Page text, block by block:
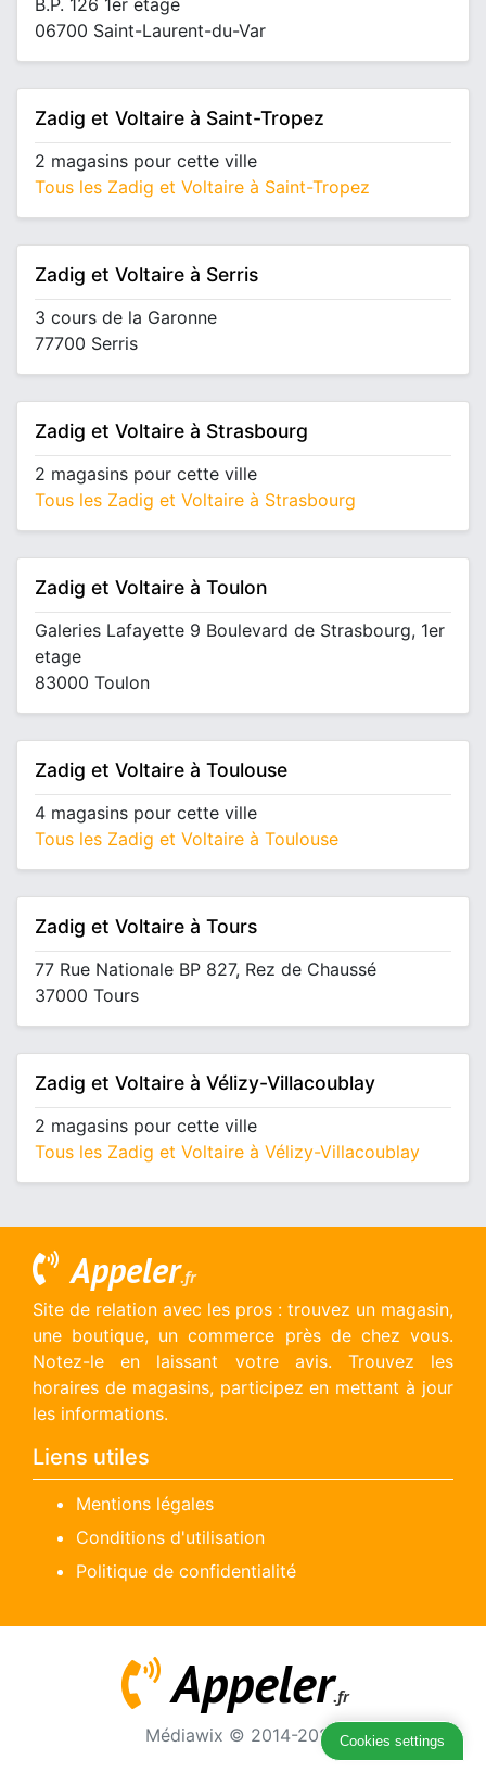
B.P. 126 1er etage
06700 Saint-Laurent-du-Var
Zadig et Voltaire à Saint-Tropez
2 magasins pour cette ville
Tous les Zadig et Voltaire à Saint-Tropez
Zadig et Voltaire à Serris
3 cours de la Garonne
77700 Serris
Zadig et Voltaire à Strasbourg
2 magasins pour cette ville
Tous les Zadig et Voltaire à Strasbourg
Zadig et Voltaire à Toulon
Galeries Lafayette 9 Boulevard de Strasbourg, 1er
etage
83000 Toulon
Zadig et Voltaire à Toulouse
4 magasins pour cette ville
Tous les Zadig et Voltaire à Toulouse
Zadig et Voltaire à Tours
77 Rue Nationale BP 827, Rez de Chaussé
37000 Tours
Zadig et Voltaire à Vélizy-Villacoublay
2 magasins pour cette ville
Tous les Zadig et Voltaire à Vélizy-Villacoublay
Appeler.fr
Site de relation avec les pros : trouvez un magasin,
une boutique, un commerce près de chez vous.
Notez-le en laissant votre avis. Trouvez les
horaires de magasins, participez en mettant à jour
les informations.
Liens utiles
Mentions légales
Conditions d'utilisation
Politique de confidentialité
Appeler.fr
Médiawix © 2014-2026Cookies settings